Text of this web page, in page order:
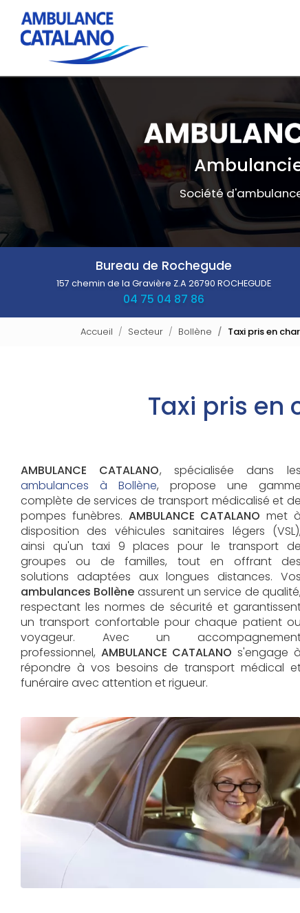
contenu
Société
Bureau de Rochegude
157 chemin de la Gravière Z.A26790 ROCHEGUDE
04 75 04 87 86
Accueil Secteur Bollène Taxi pris en
Taxi pris en
AMBULANCE CATALANO, spécialisée dans les
ambulances à Bollène, propose une gamme
complète de services de transport médicalisé et de
pompes funèbres. AMBULANCE CATALANO met à
disposition des véhicules sanitaires légers (VSL),
ainsi qu'un taxi 9 places pour le transport de
groupes ou de familles, tout en offrant des
solutions adaptées aux longues distances. Vos
ambulances Bollène assurent un service de qualité,
respectant les normes de sécurité et
un transport confortable pour chaque patient ou
voyageur. Avec un
professionnel, AMBULANCE CATALANO s'engage à
répondre à vos besoins de transport médical
funéraire avec attention et rigueur.